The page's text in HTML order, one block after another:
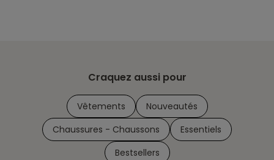
Craquez aussi pour
Vêtements
Nouveautés
Chaussures - Chaussons
Essentiels
Bestsellers